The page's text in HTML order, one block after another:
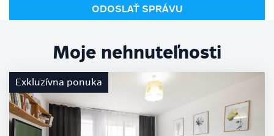
Moje nehnuteľnosti
Exkluzívna ponuka